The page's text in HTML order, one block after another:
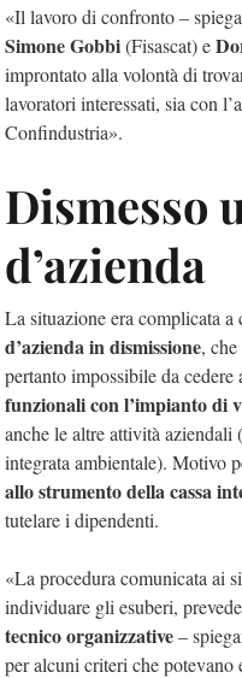
«Il lavoro di confronto –
Simone Gobbi(Fisascat) e
improntato alla volontà di
lavoratori interessati, sia con
Confindustria».
Dismesso
d’azienda
La situazione era complicata a
d’azienda in dismissione,
pertanto impossibile da cedere
funzionali con l’impianto di
anche le altre attività aziendali
integrata ambientale). Motivo
allo strumento della cassa
tutelare i dipendenti.
«La procedura comunicata ai
individuare gli esuberi,
tecnico organizzative–
per alcuni criteri che